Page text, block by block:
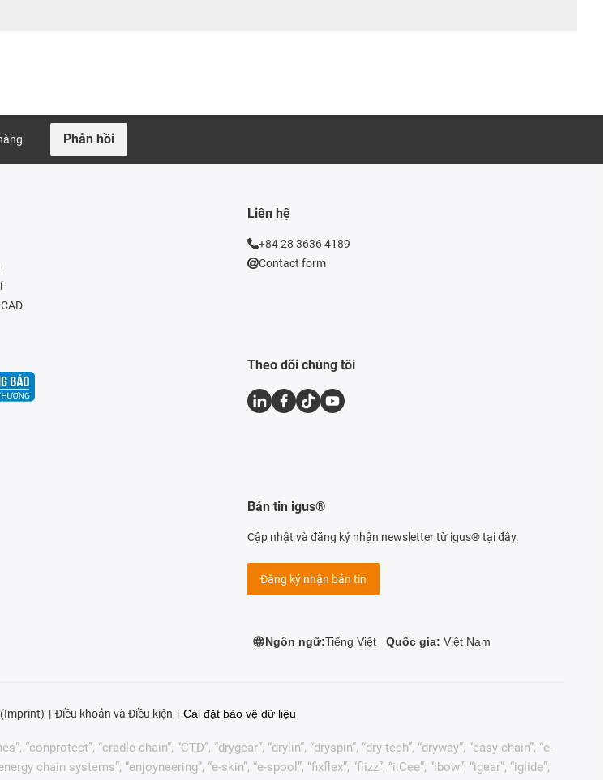
Phản hồi
Liên hệ
+84 28 3636 4189
Contact form
Theo dõi chúng tôi
Bản tin igus®
Cập nhật và đăng ký nhận newsletter từ igus® tại đây.
Đăng ký nhận bản tin
Ngôn ngữ:Tiếng Việt Quốc gia: Việt Nam
Điều khoản và Điều kiện Cài đặt bảo vệ dữ liệu
“conprotect”, “cradle-chain”, “CTD”, “drygear”, “drylin”, “dryspin”, “dry-tech”, “dryway”, “easy chain”, “e-
chain systems”, “enjoyneering”, “e-skin”, “e-spool”, “fixflex”, “flizz”, “i.Cee”, “ibow”, “igear”, “iglide”,